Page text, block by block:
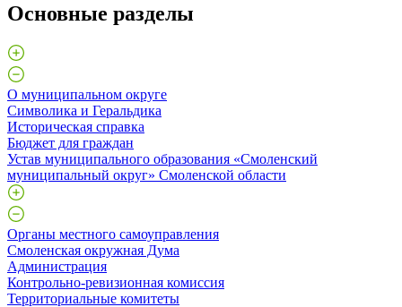
Основные разделы
О муниципальном округе
Символика и Геральдика
Историческая справка
Бюджет для граждан
Устав муниципального образования «Смоленский
муниципальный округ» Смоленской области
Органы местного самоуправления
Смоленская окружная Дума
Администрация
Контрольно-ревизионная комиссия
Территориальные комитеты